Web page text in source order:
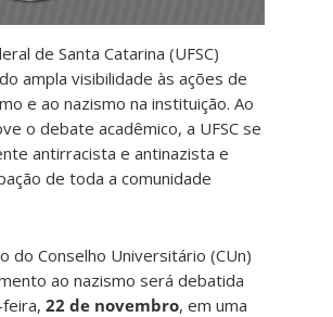
de Santa Catarina (UFSC)
ampla visibilidade às ações de
e ao nazismo na instituição. Ao
o debate acadêmico, a UFSC se
antirracista e antinazista e
de toda a comunidade
do Conselho Universitário (CUn)
ao nazismo será debatida
feira,22 de novembro, em uma